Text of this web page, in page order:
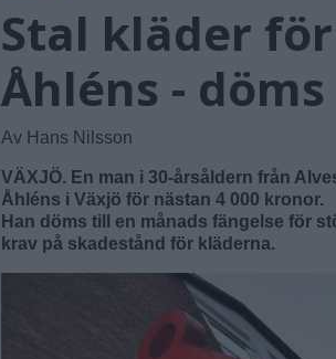
Stal kläder
Åhléns -
Av Hans Nilsson
VÄXJÖ. En man i 30-årsåldern från
Åhléns i Växjö för nästan 4 000 kronor.
Han döms till en månads fängelse för
krav på skadestånd för kläderna.